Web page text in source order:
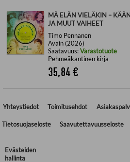
MÄ ELÄN VIELÄKIN –
JA MUUT VAIHEET
Timo Pennanen
Avain (2026)
Saatavuus:Varastotuote
Pehmeäkantinen kirja
35,84€
Yhteystiedot Toimitusehdot
Tietosuojaseloste Saavutettavuusseloste
Evästeiden
hallinta